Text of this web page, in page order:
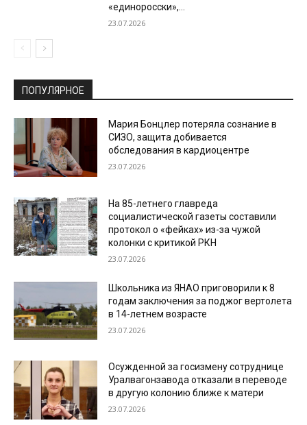
«единоросски»,...
23.07.2026
ПОПУЛЯРНОЕ
Мария Бонцлер потеряла сознание в
СИЗО, защита добивается
обследования в кардиоцентре
23.07.2026
На 85-летнего главреда
социалистической газеты составили
протокол о «фейках» из-за чужой
колонки с критикой РКН
23.07.2026
Школьника из ЯНАО приговорили к 8
годам заключения за поджог вертолета
в 14-летнем возрасте
23.07.2026
Осужденной за госизмену сотруднице
Уралвагонзавода отказали в переводе
в другую колонию ближе к матери
23.07.2026